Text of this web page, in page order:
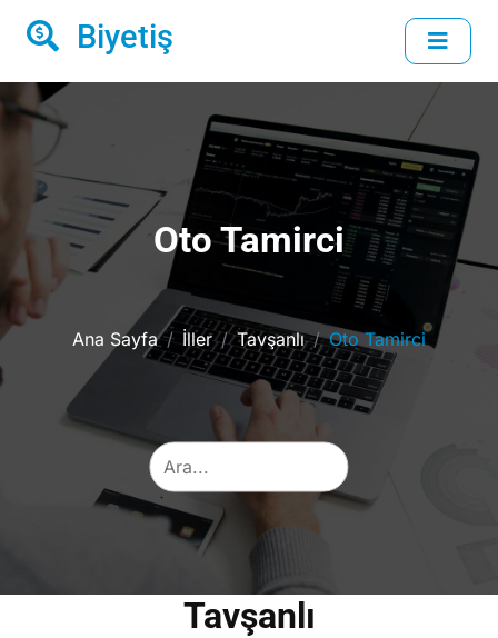
Biyetiş
Oto Tamirci
Ana Sayfa İller Tavşanlı Oto Tamirci
Tavşanlı